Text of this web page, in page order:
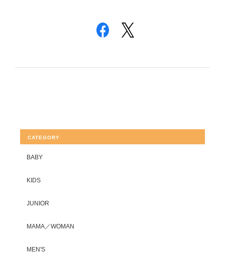
CATEGORY
BABY
KIDS
JUNIOR
MAMA／WOMAN
MEN'S